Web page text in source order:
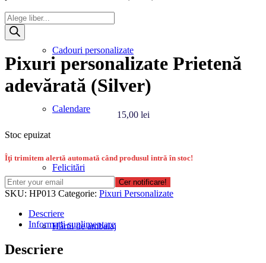
Cadouri personalizate
Calendare
Felicitări
Hârtii de ambalaj
Products
search
Pixuri personalizate Prietenă
adevărată (Silver)
15,00 lei
Stoc epuizat
Îţi trimitem alertă automată când produsul intră în stoc!
Cer notificare!
SKU: HP013 Categorie: Pixuri Personalizate
Descriere
Informații suplimentare
Descriere